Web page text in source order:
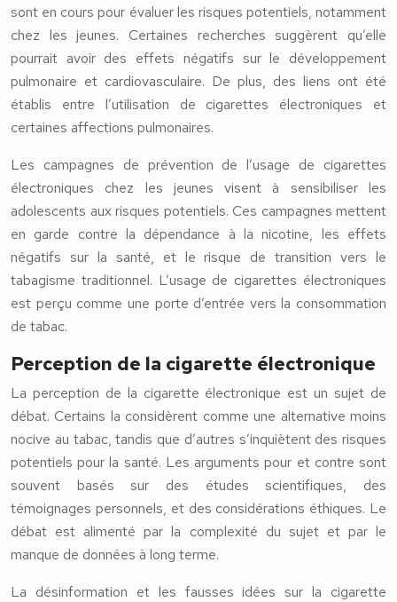
sont en cours pour évaluer les risques potentiels, notamment
chez les jeunes. Certaines recherches suggèrent qu’elle
pourrait avoir des effets négatifs sur le développement
pulmonaire et cardiovasculaire. De plus, des liens ont été
établis entre l’utilisation de cigarettes électroniques et
certaines affections pulmonaires.
Les campagnes de prévention de l’usage de cigarettes
électroniques chez les jeunes visent à sensibiliser les
adolescents aux risques potentiels. Ces campagnes mettent
en garde contre la dépendance à la nicotine, les effets
négatifs sur la santé, et le risque de transition vers le
tabagisme traditionnel. L’usage de cigarettes électroniques
est perçu comme une porte d’entrée vers la consommation
de tabac.
Perception de la cigarette électronique
La perception de la cigarette électronique est un sujet de
débat. Certains la considèrent comme une alternative moins
nocive au tabac, tandis que d’autres s’inquiètent des risques
potentiels pour la santé. Les arguments pour et contre sont
souvent basés sur des études scientifiques, des
témoignages personnels, et des considérations éthiques. Le
débat est alimenté par la complexité du sujet et par le
manque de données à long terme.
La désinformation et les fausses idées sur la cigarette